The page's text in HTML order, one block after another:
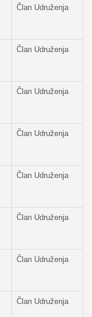
Član Udruženja
Član Udruženja
Član Udruženja
Član Udruženja
Član Udruženja
Član Udruženja
Član Udruženja
Član Udruženja